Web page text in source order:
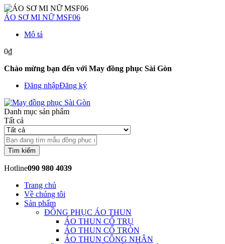
ÁO SƠ MI NỮ MSF06
Mô tả
0₫
Chào mừng bạn đến với May đồng phục Sài Gòn
Đăng nhậpĐăng ký
Danh mục sản phẩm
Tất cả
Tìm kiếm
Hotline090 980 4039
Trang chủ
Về chúng tôi
Sản phẩm
ĐỒNG PHỤC ÁO THUN
ÁO THUN CỔ TRỤ
ÁO THUN CỔ TRÒN
ÁO THUN CÔNG NHÂN